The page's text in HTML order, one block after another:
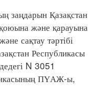
заңдарын Қазақстан
және қарауына
сақтау тәртібі
Республикасы
N 3051
ПҮАЖ-ы,